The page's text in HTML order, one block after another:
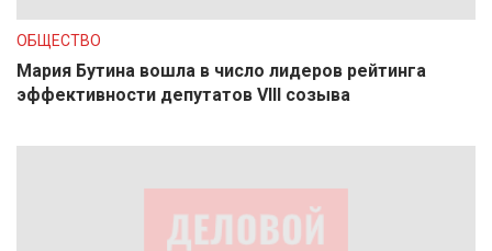
ОБЩЕСТВО
Мария Бутина вошла в число лидеров рейтинга
эффективности депутатов VIII созыва